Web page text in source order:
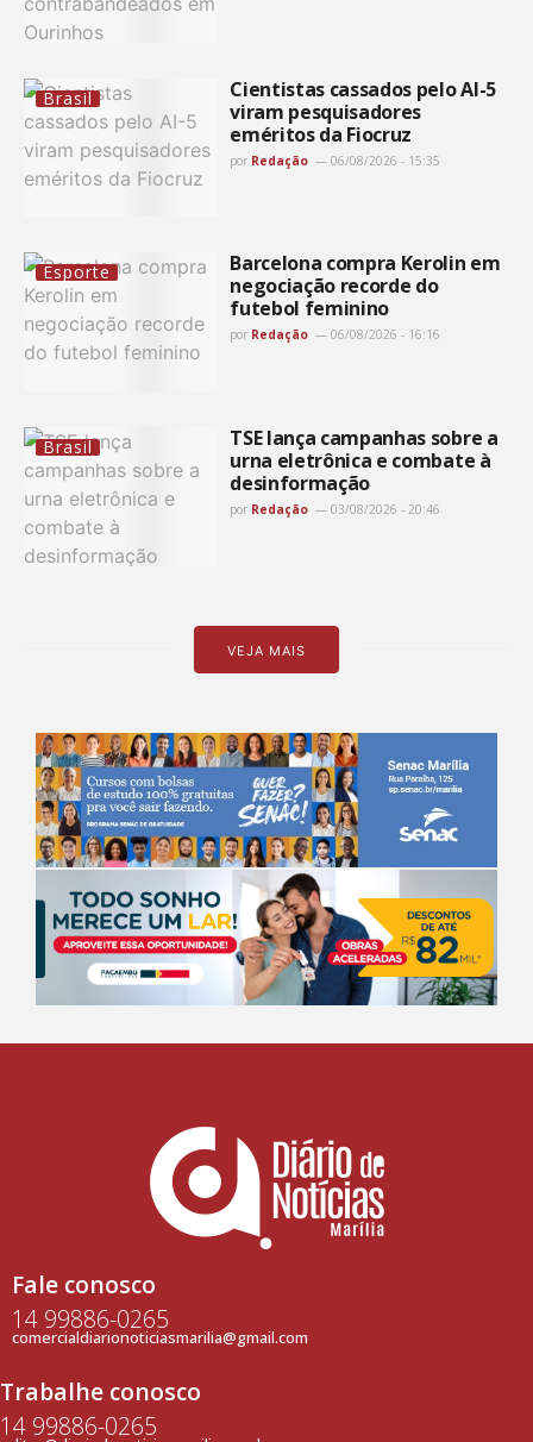
Brasil
Cientistas cassados pelo AI-5
viram pesquisadores
eméritos da Fiocruz
por Redação 06/08/2026 - 15:35
Esporte
Barcelona compra Kerolin em
negociação recorde do
futebol feminino
por Redação 06/08/2026 - 16:16
Brasil
TSE lança campanhas sobre a
urna eletrônica e combate à
desinformação
por Redação 03/08/2026 - 20:46
VEJA MAIS
Fale conosco
14 99886-0265
comercialdiarionoticiasmarilia@gmail.com
Trabalhe conosco
14 99886-0265